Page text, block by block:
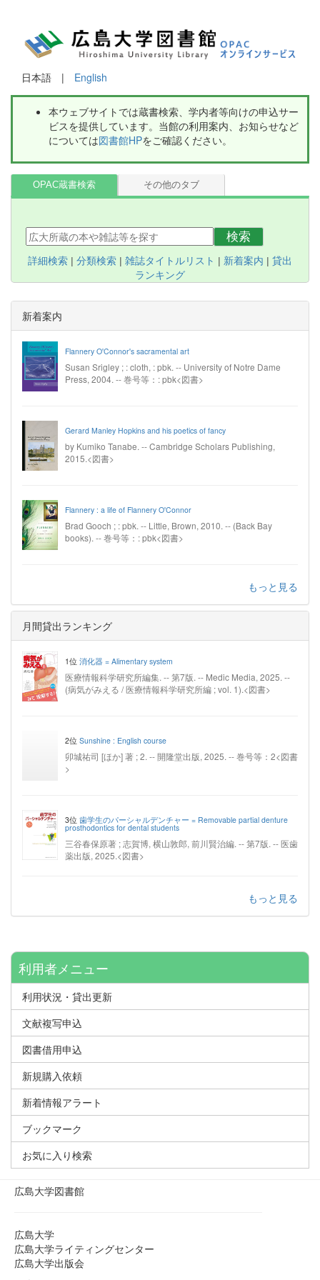
日本語 | English
本ウェブサイトでは蔵書検索、学内者等向けの申込サー
ビスを提供しています。当館の利用案内、お知らせなど
については図書館HPをご確認ください。
OPAC蔵書検索 その他のタブ
検索
詳細検索 | 分類検索 | 雑誌タイトルリスト | 新着案内 | 貸出
ランキング
新着案内
Flannery O'Connor's sacramental art
Susan Srigley ; : cloth, : pbk. -- University of Notre Dame
Press, 2004. -- 巻号等：: pbk<図書>
Gerard Manley Hopkins and his poetics of fancy
by Kumiko Tanabe. -- Cambridge Scholars Publishing,
2015.<図書>
Flannery : a life of Flannery O'Connor
Brad Gooch ; : pbk. -- Little, Brown, 2010. -- (Back Bay
books). -- 巻号等：: pbk<図書>
もっと見る
月間貸出ランキング
1位 消化器 = Alimentary system
医療情報科学研究所編集. -- 第7版. -- Medic Media, 2025. --
(病気がみえる / 医療情報科学研究所編 ; vol. 1).<図書>
2位 Sunshine : English course
卯城祐司 [ほか] 著 ; 2. -- 開隆堂出版, 2025. -- 巻号等：2<図書
>
3位 歯学生のパーシャルデンチャー = Removable partial denture
prosthodontics for dental students
三谷春保原著 ; 志賀博, 横山敦郎, 前川賢治編. -- 第7版. -- 医歯
薬出版, 2025.<図書>
もっと見る
利用者メニュー
利用状況・貸出更新
文献複写申込
図書借用申込
新規購入依頼
新着情報アラート
ブックマーク
お気に入り検索
広島大学図書館
広島大学
広島大学ライティングセンター
広島大学出版会